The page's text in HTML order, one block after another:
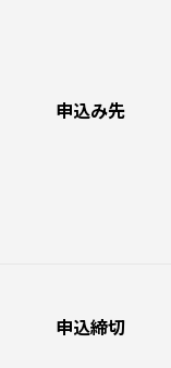
申込み先
申込締切